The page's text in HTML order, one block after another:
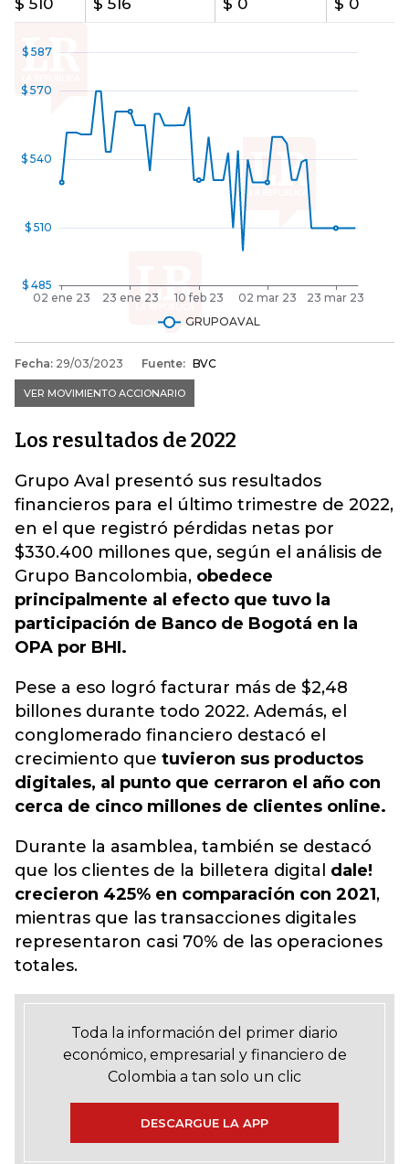
Los resultados de 2022
Grupo Aval presentó sus resultados
financieros para el último trimestre de 2022,
en el que registró pérdidas netas por
$330.400 millones que, según el análisis de
Grupo Bancolombia, obedece
principalmente al efecto que tuvo la
participación de Banco de Bogotá en la
OPA por BHI.
Pese a eso logró facturar más de $2,48
billones durante todo 2022. Además, el
conglomerado financiero destacó el
crecimiento que tuvieron sus productos
digitales, al punto que cerraron el año con
cerca de cinco millones de clientes online.
Durante la asamblea, también se destacó
que los clientes de la billetera digital dale!
crecieron 425% en comparación con 2021,
mientras que las transacciones digitales
representaron casi 70% de las operaciones
totales.
Toda la información del primer diario
económico, empresarial y financiero de
Colombia a tan solo un clic
DESCARGUE LA APP